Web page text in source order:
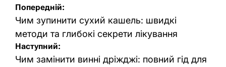
Навігація
записів
Попередній:
Чим зупинити сухий кашель: швидкі
методи та глибокі секрети лікування
Наступний:
Чим замінити винні дріжджі: повний гід для